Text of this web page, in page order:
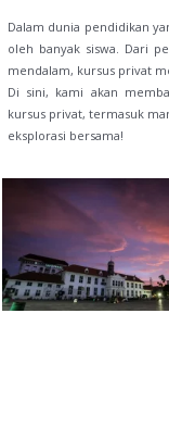
Dalam dunia pendidikan
oleh banyak siswa. Dari
mendalam, kursus privat
Di sini, kami akan
kursus privat, termasuk
eksplorasi bersama!